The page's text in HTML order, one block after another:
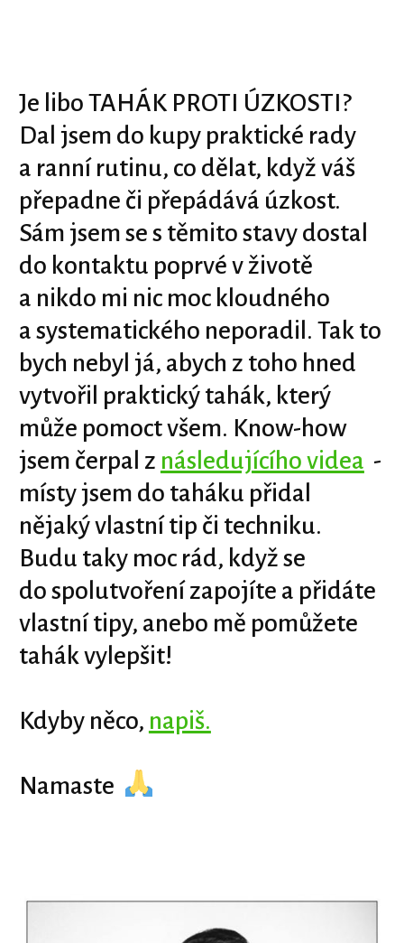
Je libo TAHÁK PROTI ÚZKOSTI?
Dal jsem do kupy praktické rady
a ranní rutinu, co dělat, když váš
přepadne či přepádává úzkost.
Sám jsem se s těmito stavy dostal
do kontaktu poprvé v životě
a nikdo mi nic moc kloudného
a systematického neporadil. Tak to
bych nebyl já, abych z toho hned
vytvořil praktický tahák, který
může pomoct všem. Know-how
jsem čerpal z následujícího videa -
místy jsem do taháku přidal
nějaký vlastní tip či techniku.
Budu taky moc rád, když se
do spolutvoření zapojíte a přidáte
vlastní tipy, anebo mě pomůžete
tahák vylepšit!
Kdyby něco, napiš.
Namaste